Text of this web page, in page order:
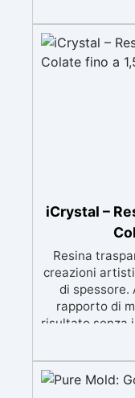
superficie:
applicabile
Disponibile in
con una vasta
iCrystal –
Resina
creazioni
di spessore.
rapporto di
risultato senza
colate
Certificata
contatto con la